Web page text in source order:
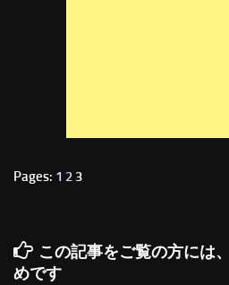
Pages: 1 2 3
この記事をご覧の方には
めです